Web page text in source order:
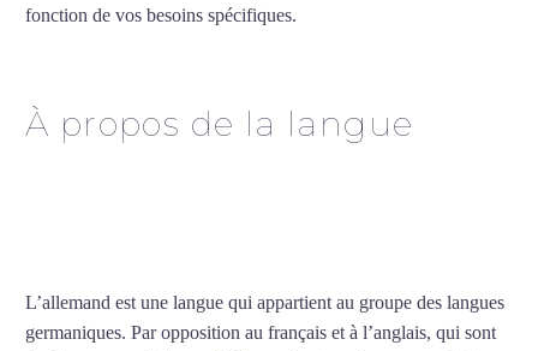
fonction de vos besoins spécifiques.
À propos de la langue
L’allemand est une langue qui appartient au groupe des langues
germaniques. Par opposition au français et à l’anglais, qui sont